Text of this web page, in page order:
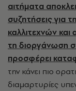
αιτήματα
συζητήσεις για
καλλιτεχνών
τη διοργάνωση
προσφέρει
την κάνει πιο
διαμαρτυρίες